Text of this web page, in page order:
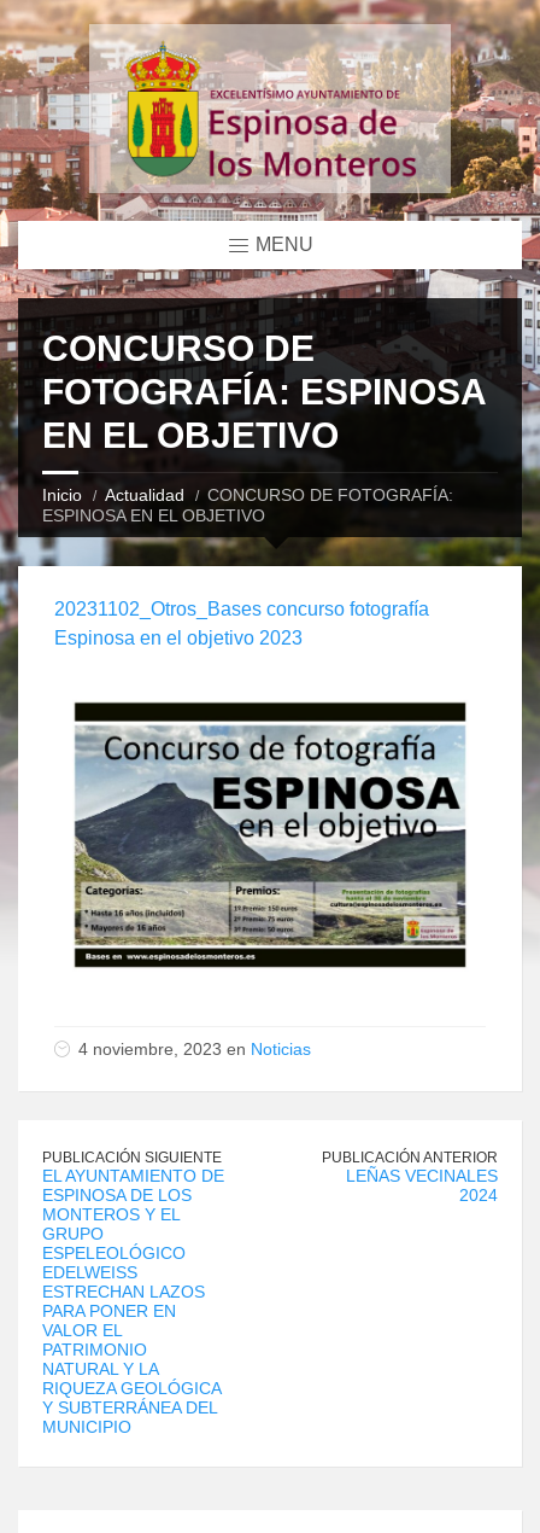
MENU
CONCURSO DE
FOTOGRAFÍA: ESPINOSA
EN EL OBJETIVO
Inicio Actualidad
CONCURSO DE FOTOGRAFÍA:
ESPINOSA EN EL OBJETIVO
20231102_Otros_Bases concurso fotografía
Espinosa en el objetivo 2023
4 noviembre, 2023 en Noticias
PUBLICACIÓN SIGUIENTE
EL AYUNTAMIENTO DE
ESPINOSA DE LOS
MONTEROS Y EL
GRUPO
ESPELEOLÓGICO
EDELWEISS
ESTRECHAN LAZOS
PARA PONER EN
VALOR EL
PATRIMONIO
NATURAL Y LA
RIQUEZA GEOLÓGICA
Y SUBTERRÁNEA DEL
MUNICIPIO
PUBLICACIÓN ANTERIOR
LEÑAS VECINALES
2024